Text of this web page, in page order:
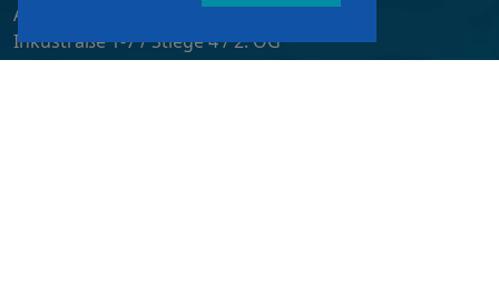
A&W-Verlag GmbH
Inkustraße 1-7 / Stiege 4 / 2. OG
3400 Klosterneuburg